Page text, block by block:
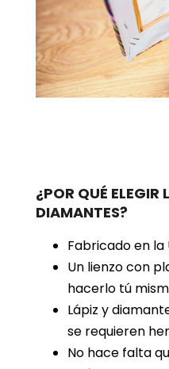
¿POR QUÉ ELEGIR
DIAMANTES?
Fabricado en la
Un lienzo con
hacerlo tú
Lápiz y
se requieren
No hace falta